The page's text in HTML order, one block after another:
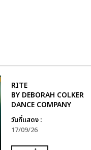
RITE
BY DEBORAH COLKER
DANCE COMPANY
วันที่แสดง :
17/09/26